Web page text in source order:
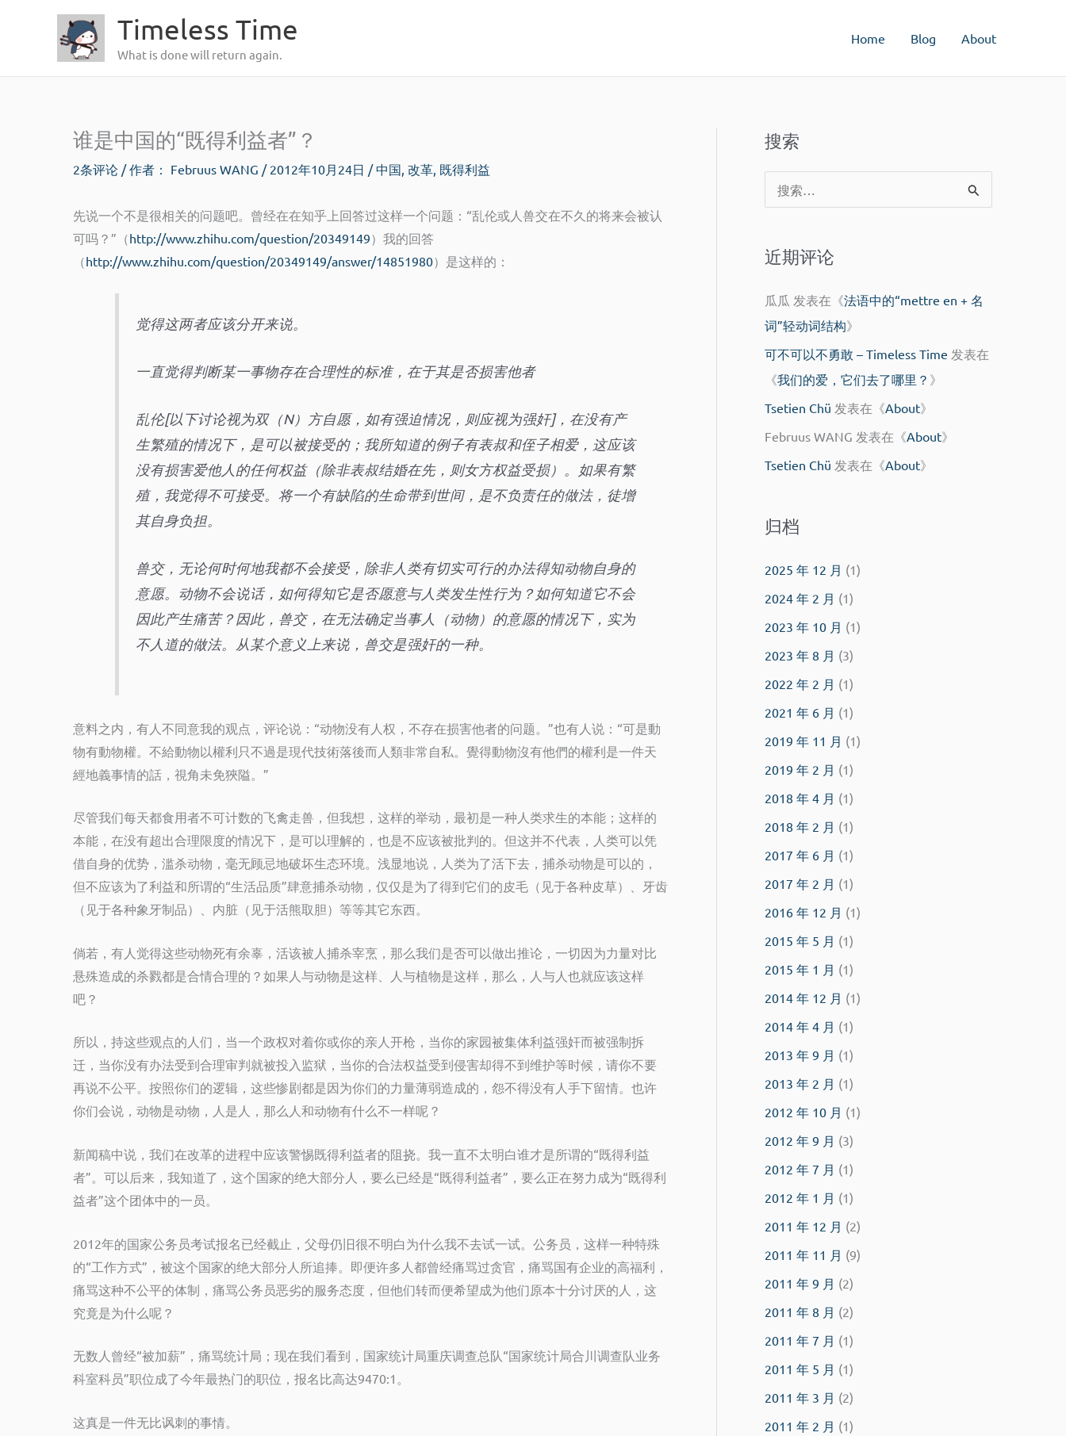
容
Timeless Time
What is done will return again.
Home Blog About
谁是中国的“既得利益者”？
2条评论 / 作者： Februus WANG / 2012年10月24日 /中国, 改革, 既得利益
先说一个不是很相关的问题吧。曾经在在知乎上回答过这样一个问题：“乱伦或人兽交在不久的将来会被认
可吗？”（http://www.zhihu.com/question/20349149）我的回答
（http://www.zhihu.com/question/20349149/answer/14851980）是这样的：
觉得这两者应该分开来说。
一直觉得判断某一事物存在合理性的标准，在于其是否损害他者
乱伦[以下讨论视为双（N）方自愿，如有强迫情况，则应视为强奸]，在没有产
生繁殖的情况下，是可以被接受的；我所知道的例子有表叔和侄子相爱，这应该
没有损害爱他人的任何权益（除非表叔结婚在先，则女方权益受损）。如果有繁
殖，我觉得不可接受。将一个有缺陷的生命带到世间，是不负责任的做法，徒增
其自身负担。
兽交，无论何时何地我都不会接受，除非人类有切实可行的办法得知动物自身的
意愿。动物不会说话，如何得知它是否愿意与人类发生性行为？如何知道它不会
因此产生痛苦？因此，兽交，在无法确定当事人（动物）的意愿的情况下，实为
不人道的做法。从某个意义上来说，兽交是强奸的一种。
意料之内，有人不同意我的观点，评论说：“动物没有人权，不存在损害他者的问题。”也有人说：“可是動
物有動物權。不給動物以權利只不過是現代技術落後而人類非常自私。覺得動物沒有他們的權利是一件天
經地義事情的話，視角未免狹隘。”
尽管我们每天都食用者不可计数的飞禽走兽，但我想，这样的举动，最初是一种人类求生的本能；这样的
本能，在没有超出合理限度的情况下，是可以理解的，也是不应该被批判的。但这并不代表，人类可以凭
借自身的优势，滥杀动物，毫无顾忌地破坏生态环境。浅显地说，人类为了活下去，捕杀动物是可以的，
但不应该为了利益和所谓的“生活品质”肆意捕杀动物，仅仅是为了得到它们的皮毛（见于各种皮草）、牙齿
（见于各种象牙制品）、内脏（见于活熊取胆）等等其它东西。
倘若，有人觉得这些动物死有余辜，活该被人捕杀宰烹，那么我们是否可以做出推论，一切因为力量对比
悬殊造成的杀戮都是合情合理的？如果人与动物是这样、人与植物是这样，那么，人与人也就应该这样
吧？
所以，持这些观点的人们，当一个政权对着你或你的亲人开枪，当你的家园被集体利益强奸而被强制拆
迁，当你没有办法受到合理审判就被投入监狱，当你的合法权益受到侵害却得不到维护等时候，请你不要
再说不公平。按照你们的逻辑，这些惨剧都是因为你们的力量薄弱造成的，怨不得没有人手下留情。也许
你们会说，动物是动物，人是人，那么人和动物有什么不一样呢？
新闻稿中说，我们在改革的进程中应该警惕既得利益者的阻挠。我一直不太明白谁才是所谓的“既得利益
者”。可以后来，我知道了，这个国家的绝大部分人，要么已经是“既得利益者”，要么正在努力成为“既得利
益者”这个团体中的一员。
2012年的国家公务员考试报名已经截止，父母仍旧很不明白为什么我不去试一试。公务员，这样一种特殊
的“工作方式”，被这个国家的绝大部分人所追捧。即便许多人都曾经痛骂过贪官，痛骂国有企业的高福利，
痛骂这种不公平的体制，痛骂公务员恶劣的服务态度，但他们转而便希望成为他们原本十分讨厌的人，这
究竟是为什么呢？
无数人曾经“被加薪”，痛骂统计局；现在我们看到，国家统计局重庆调查总队“国家统计局合川调查队业务
科室科员”职位成了今年最热门的职位，报名比高达9470:1。
这真是一件无比讽刺的事情。
搜索
索
近期评论
瓜瓜 发表在《法语中的“mettre en + 名
词”轻动词结构》
可不可以不勇敢 – Timeless Time 发表在
《我们的爱，它们去了哪里？ 》
Tsetien Chü 发表在《About》
Februus WANG 发表在《About》
Tsetien Chü 发表在《About》
归档
2025 年 12 月 (1)
2024 年 2 月 (1)
2023 年 10 月 (1)
2023 年 8 月 (3)
2022 年 2 月 (1)
2021 年 6 月 (1)
2019 年 11 月 (1)
2019 年 2 月 (1)
2018 年 4 月 (1)
2018 年 2 月 (1)
2017 年 6 月 (1)
2017 年 2 月 (1)
2016 年 12 月 (1)
2015 年 5 月 (1)
2015 年 1 月 (1)
2014 年 12 月 (1)
2014 年 4 月 (1)
2013 年 9 月 (1)
2013 年 2 月 (1)
2012 年 10 月 (1)
2012 年 9 月 (3)
2012 年 7 月 (1)
2012 年 1 月 (1)
2011 年 12 月 (2)
2011 年 11 月 (9)
2011 年 9 月 (2)
2011 年 8 月 (2)
2011 年 7 月 (1)
2011 年 5 月 (1)
2011 年 3 月 (2)
2011 年 2 月 (1)